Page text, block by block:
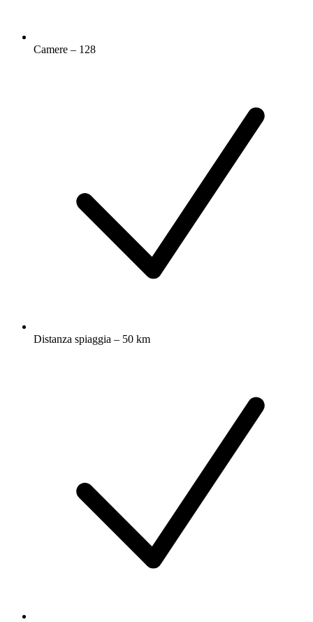
Camere – 128
Distanza spiaggia – 50 km